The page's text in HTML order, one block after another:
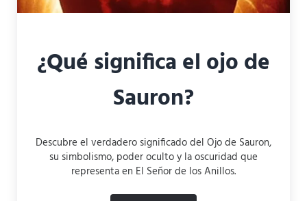
¿Qué significa el ojo de
Sauron?
Descubre el verdadero significado del Ojo de Sauron,
su simbolismo, poder oculto y la oscuridad que
representa en El Señor de los Anillos.